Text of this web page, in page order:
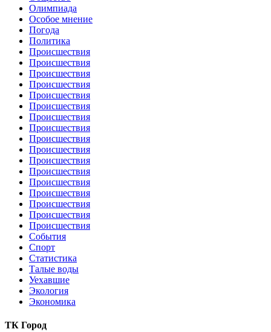
Олимпиада
Особое мнение
Погода
Политика
Происшествия
Происшествия
Происшествия
Происшествия
Происшествия
Происшествия
Происшествия
Происшествия
Происшествия
Происшествия
Происшествия
Происшествия
Происшествия
Происшествия
Происшествия
Происшествия
Происшествия
События
Спорт
Статистика
Талые воды
Уехавшие
Экология
Экономика
ТК Город